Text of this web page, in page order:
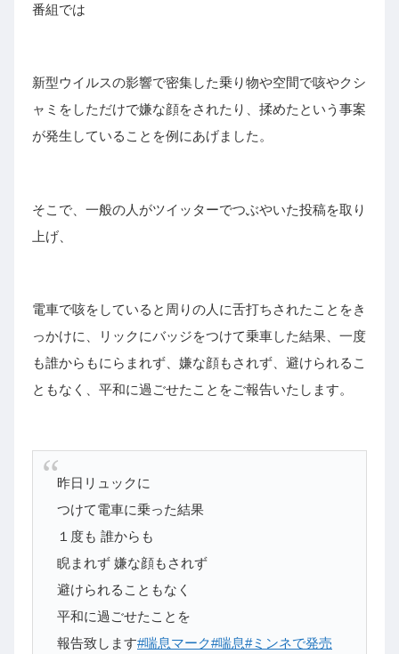
番組では
新型ウイルスの影響で密集した乗り物や空間で咳やクシ
ャミをしただけで嫌な顔をされたり 揉めた という事案
が発生していることを例にあげました。
そこで、一般の人がツイッターでつぶやいた投稿を取り
上げ、
電車で咳をしていると周りの人に舌打ちされたことをき
っかけに、リックにバッジをつけて乗車した結果、一度
も誰からもにらまれず、嫌な顔もされず、避けられるこ
ともなく、平和に過ごせたことをご報告いたします。
昨日リュックに
つけて電車に乗った結果
１度も 誰からも
睨まれず 嫌な顔もされず
避けられることもなく
平和に過ごせたことを
報告致します#喘息マーク#喘息#ミンネで発売